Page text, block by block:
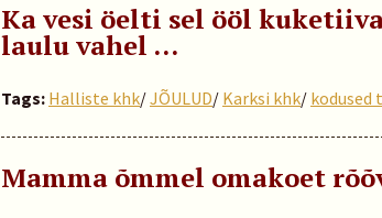
Ka vesi öelti sel ööl
laulu vahel ...
Tags: Halliste khk/JÕULUD/ Karksi khk/ kodused
Mamma õmmel omakoet